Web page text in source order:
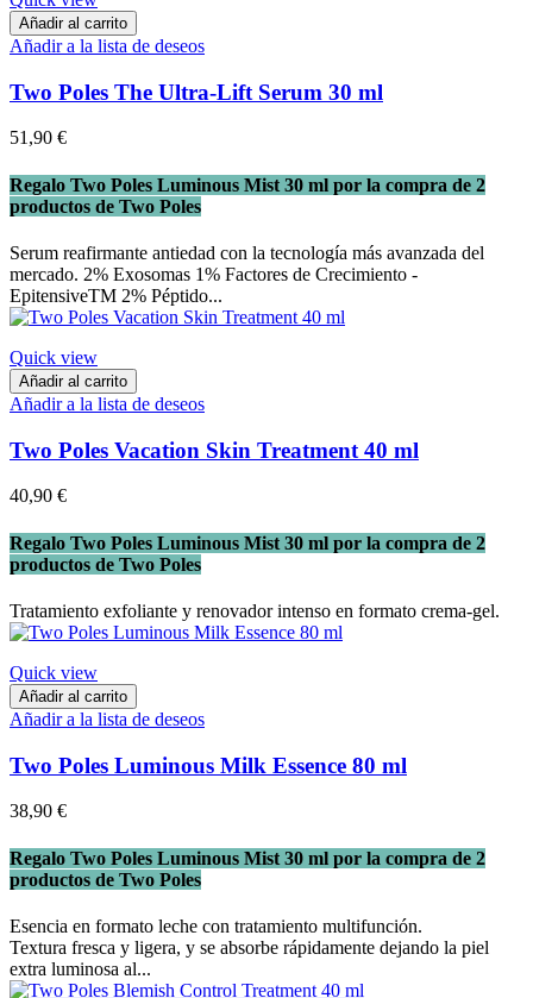
Añadir al carrito
Añadir a la lista de deseos
Two Poles The Ultra-Lift Serum 30 ml
51,90 €
Regalo Two Poles Luminous Mist 30 ml por la compra de 2
productos de Two Poles
Serum reafirmante antiedad con la tecnología más avanzada del
mercado. 2% Exosomas 1% Factores de Crecimiento -
EpitensiveTM 2% Péptido...
Quick view
Añadir al carrito
Añadir a la lista de deseos
Two Poles Vacation Skin Treatment 40 ml
40,90 €
Regalo Two Poles Luminous Mist 30 ml por la compra de 2
productos de Two Poles
Tratamiento exfoliante y renovador intenso en formato crema-gel.
Quick view
Añadir al carrito
Añadir a la lista de deseos
Two Poles Luminous Milk Essence 80 ml
38,90 €
Regalo Two Poles Luminous Mist 30 ml por la compra de 2
productos de Two Poles
Esencia en formato leche con tratamiento multifunción.
Textura fresca y ligera, y se absorbe rápidamente dejando la piel
extra luminosa al...